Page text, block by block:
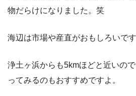
物だらけになりました。笑
海辺は市場や産直がおもしろいです
浄土ヶ浜からも5kmほどと近いの
ってみるのもおすすめですよ。